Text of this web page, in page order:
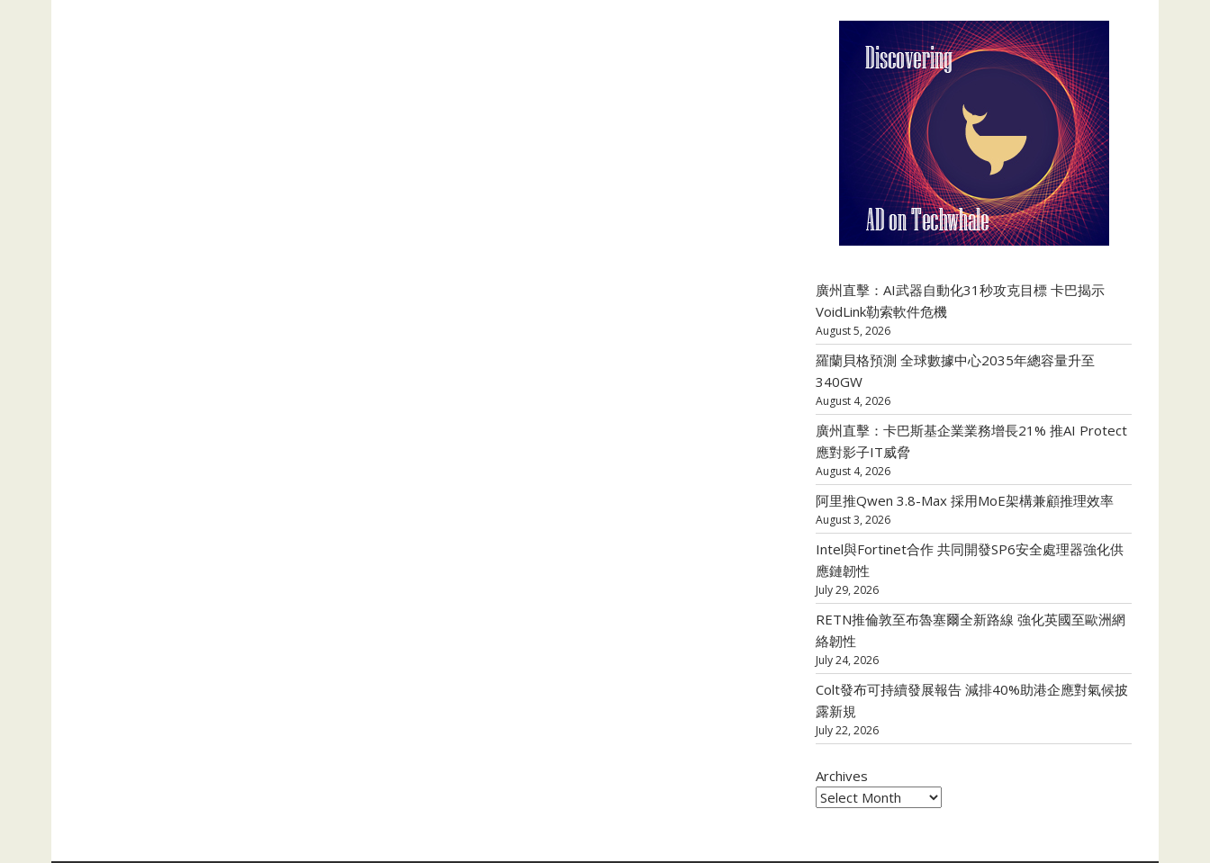
廣州直擊：AI武器自動化31秒攻克目標 卡巴揭示
VoidLink勒索軟件危機
August 5, 2026
羅蘭貝格預測 全球數據中心2035年總容量升至
340GW
August 4, 2026
廣州直擊：卡巴斯基企業業務增長21% 推AI Protect
應對影子IT威脅
August 4, 2026
阿里推Qwen 3.8-Max 採用MoE架構兼顧推理效率
August 3, 2026
Intel與Fortinet合作 共同開發SP6安全處理器強化供
應鏈韌性
July 29, 2026
RETN推倫敦至布魯塞爾全新路線 強化英國至歐洲網
絡韌性
July 24, 2026
Colt發布可持續發展報告 減排40%助港企應對氣候披
露新規
July 22, 2026
Archives